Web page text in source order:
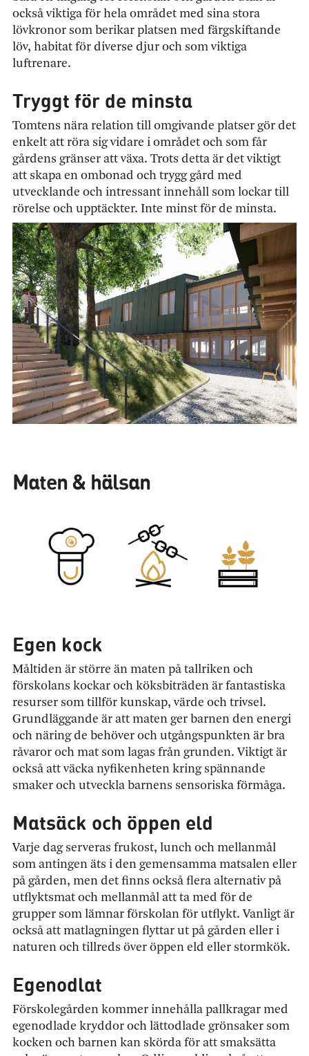
också viktiga för hela området med sina stora
lövkronor som berikar platsen med färgskiftande
löv, habitat för diverse djur och som viktiga
luftrenare.
Tryggt för de minsta
Tomtens nära relation till omgivande platser gör det
enkelt att röra sig vidare i området och som får
gårdens gränser att växa. Trots detta är det viktigt
att skapa en ombonad och trygg gård med
utvecklande och intressant innehåll som lockar till
rörelse och upptäckter. Inte minst för de minsta.
Maten & hälsan
Egen kock
Måltiden är större än maten på tallriken och
förskolans kockar och köksbiträden är fantastiska
resurser som tillför kunskap, värde och trivsel.
Grundläggande är att maten ger barnen den energi
och näring de behöver och utgångspunkten är bra
råvaror och mat som lagas från grunden. Viktigt är
också att väcka nyfikenheten kring spännande
smaker och utveckla barnens sensoriska förmåga.
Matsäck och öppen eld
Varje dag serveras frukost, lunch och mellanmål
som antingen äts i den gemensamma matsalen eller
på gården, men det finns också flera alternativ på
utflyktsmat och mellanmål att ta med för de
grupper som lämnar förskolan för utflykt. Vanligt är
också att matlagningen flyttar ut på gården eller i
naturen och tillreds över öppen eld eller stormkök.
Egenodlat
Förskolegården kommer innehålla pallkragar med
egenodlade kryddor och lättodlade grönsaker som
kocken och barnen kan skörda för att smaksätta